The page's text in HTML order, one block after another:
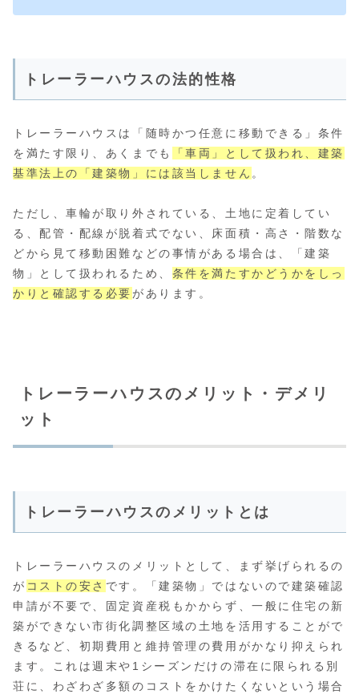
トレーラーハウスの法的性格
トレーラーハウスは「随時かつ任意に移動できる」条件
を満たす限り、あくまでも
「車両」として扱われ、建築
基準法上の「建築物」には該当しません 。
ただし、車輪が取り外されている、土地に定着してい
る、配管・配線が脱着式でない、床面積・高さ・階数な
どから見て移動困難などの事情がある場合は、「建築
物」として扱われるため、 条件を満たすかどうかをしっ
かりと確認する必要 があります。
トレーラーハウスのメリット・デメリ
ット
トレーラーハウスのメリットとは
トレーラーハウスのメリットとして、まず挙げられるの
が コストの安さ です。「建築物」ではないので建築確認
申請が不要で、固定資産税もかからず、一般に住宅の新
築ができない市街化調整区域の土地を活用することがで
きるなど、初期費用と維持管理の費用がかなり抑えられ
ます。これは週末や1シーズンだけの滞在に限られる別
荘に、わざわざ多額のコストをかけたくないという場合